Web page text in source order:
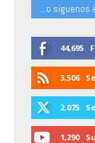
...o siguenos
44,695
3,506
2,075
1,290